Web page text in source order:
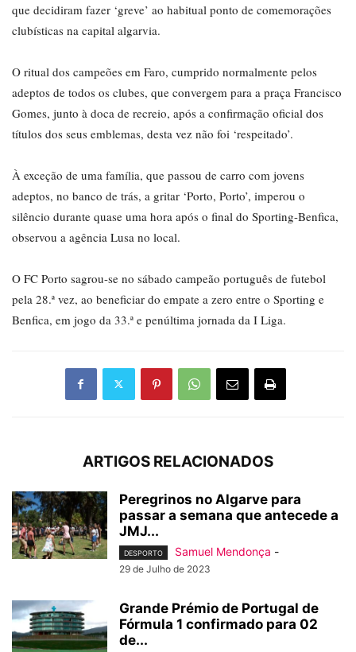
que decidiram fazer ‘greve’ ao habitual ponto de comemorações
clubísticas na capital algarvia.
O ritual dos campeões em Faro, cumprido normalmente pelos
adeptos de todos os clubes, que convergem para a praça Francisco
Gomes, junto à doca de recreio, após a confirmação oficial dos
títulos dos seus emblemas, desta vez não foi ‘respeitado’.
À exceção de uma família, que passou de carro com jovens
adeptos, no banco de trás, a gritar ‘Porto, Porto’, imperou o
silêncio durante quase uma hora após o final do Sporting-Benfica,
observou a agência Lusa no local.
O FC Porto sagrou-se no sábado campeão português de futebol
pela 28.ª vez, ao beneficiar do empate a zero entre o Sporting e
Benfica, em jogo da 33.ª e penúltima jornada da I Liga.
ARTIGOS RELACIONADOS
Peregrinos no Algarve para
passar a semana que antecede a
JMJ...
DESPORTO Samuel Mendonça -
29 de Julho de 2023
Grande Prémio de Portugal de
Fórmula 1 confirmado para 02
de...